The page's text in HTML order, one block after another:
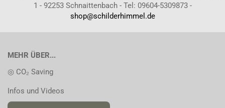
1 - 92253 Schnaittenbach - Tel: 09604-5309873 -
shop@schilderhimmel.de
MEHR ÜBER...
◎ CO₂ Saving
Infos und Videos